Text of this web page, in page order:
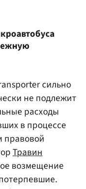
сильно
не подлежит
расходы
в процессе
правовой
Травин
возмещение